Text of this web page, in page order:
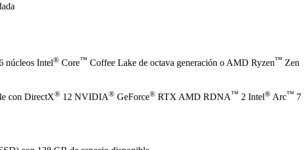
núcleos Intel® Core™ Coffee Lake de octava generación o AMD Ryzen™ Zen
con DirectX® 12 NVIDIA® GeForce® RTX AMD RDNA™ 2 Intel® Arc™ 7